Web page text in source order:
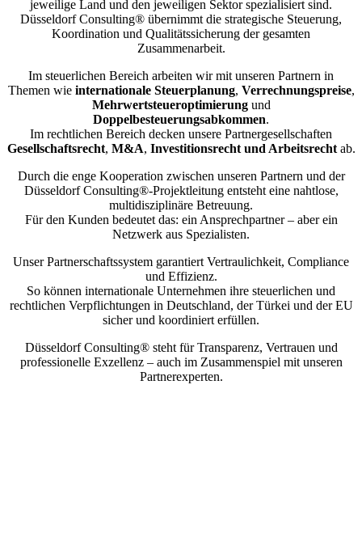
jeweilige Land und den jeweiligen Sektor spezialisiert sind.
Düsseldorf Consulting® übernimmt die strategische Steuerung,
Koordination und Qualitätssicherung der gesamten
Zusammenarbeit.
Im steuerlichen Bereich arbeiten wir mit unseren Partnern in
Themen wie internationale Steuerplanung, Verrechnungspreise,
Mehrwertsteueroptimierungund
Doppelbesteuerungsabkommen.
Im rechtlichen Bereich decken unsere Partnergesellschaften
Gesellschaftsrecht, M&A, Investitionsrecht und Arbeitsrechtab.
Durch die enge Kooperation zwischen unseren Partnern und der
Düsseldorf Consulting®-Projektleitung entsteht eine nahtlose,
multidisziplinäre Betreuung.
Für den Kunden bedeutet das: ein Ansprechpartner – aber ein
Netzwerk aus Spezialisten.
Unser Partnerschaftssystem garantiert Vertraulichkeit, Compliance
und Effizienz.
So können internationale Unternehmen ihre steuerlichen und
rechtlichen Verpflichtungen in Deutschland, der Türkei und der EU
sicher und koordiniert erfüllen.
Düsseldorf Consulting® steht für Transparenz, Vertrauen und
professionelle Exzellenz – auch im Zusammenspiel mit unseren
Partnerexperten.